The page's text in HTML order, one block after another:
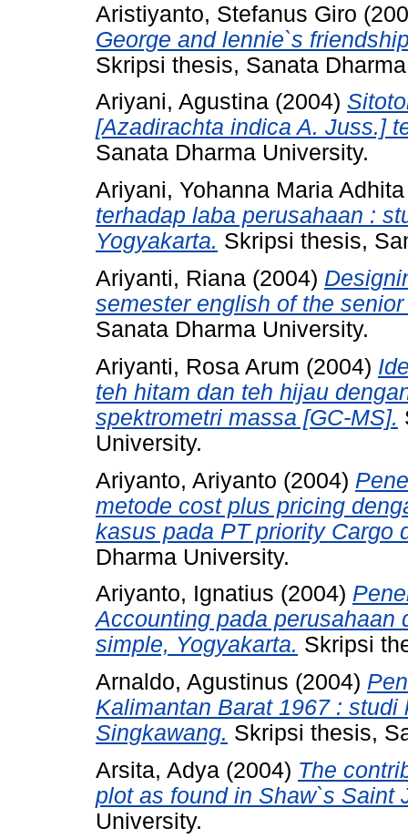
Aristiyanto, Stefanus Giro
George and lennie`s
Skripsi thesis, Sanata
Ariyani, Agustina (2004)
[Azadirachta indica A. Juss.]
Sanata Dharma University.
Ariyani, Yohanna Maria Adhita
terhadap laba perusahaan :
Yogyakarta. Skripsi thesis,
Ariyanti, Riana (2004)
semester english of the
Sanata Dharma University.
Ariyanti, Rosa Arum (2004)
teh hitam dan teh hijau
spektrometri massa [GC-MS].
University.
Ariyanto, Ariyanto (2004)
metode cost plus pricing
kasus pada PT priority Cargo
Dharma University.
Ariyanto, Ignatius (2004)
Accounting pada perusahaan
simple, Yogyakarta. Skripsi
Arnaldo, Agustinus (2004)
Kalimantan Barat 1967 :
Singkawang. Skripsi thesis,
Arsita, Adya (2004) The
plot as found in Shaw`s Saint
University.